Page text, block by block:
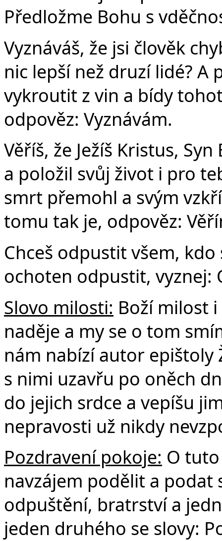
Předložme Bohu s
Vyznáváš, že jsi člověk
nic lepší než druzí lidé? A
vykroutit z vin a bídy
odpověz: Vyznávám.
Věříš, že Ježíš Kristus,
a položil svůj život i pro
smrt přemohl a svým
tomu tak je, odpověz:
Chceš odpustit všem,
ochoten odpustit, vyznej:
Slovo milosti: Boží milost
naděje a my se o tom
nám nabízí autor epištoly
s nimi uzavřu po oněch
do jejich srdce a vepíšu
nepravosti už nikdy
Pozdravení pokoje: O
navzájem podělit a podat
odpuštění, bratrství a
jeden druhého se slovy: